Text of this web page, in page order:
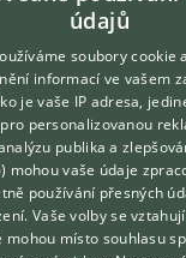
CHOVATELSKÉ STANICE
VHODNÉHO
O nás
Kontakt
zvýraznění
Podmínky užití
Hledáte
Zdarma
údajů
soubory cookie
informací ve vašem
je vaše IP adresa,
personalizovanou
publika a
mohou vaše údaje
používání přesných
Vaše volby se
mohou místo souhlasu